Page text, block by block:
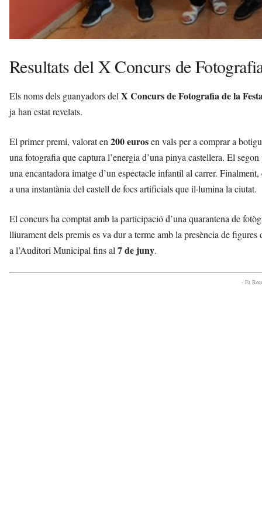
Resultats del X Concurs de
Els noms dels guanyadors delX Concurs de Fotografia de la
ja han estat revelats.
El primer premi, valorat en200 eurosen vals per a comprar a
una fotografia que captura l’energia d’una pinya castellera. El
una encantadora imatge d’un espectacle infantil al carrer.
a una instantània del castell de focs artificials que il·lumina la ciutat.
El concurs ha comptat amb la participació d’una quarantena de
lliurament dels premis es va dur a terme amb la presència de
a l’Auditori Municipal fins al7 de juny.
- Et